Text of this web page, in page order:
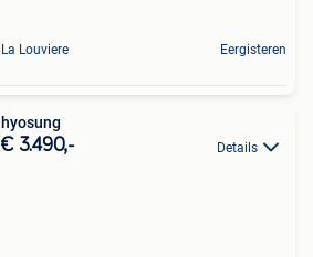
La Louviere Eergisteren
hyosung
€ 3.490,- Details